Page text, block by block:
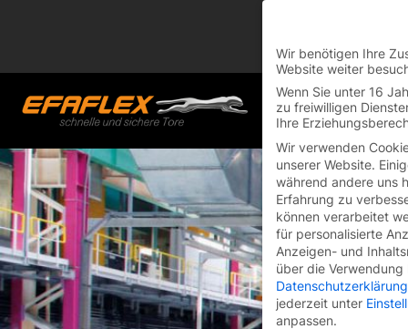
You are currently
content
Wir benötigen Ihre
Website weiter
Wenn Sie unter 16
zu freiwilligen
Ihre
Wir verwenden
unserer Website.
während andere uns
Erfahrung zu
können verarbeitet
für personalisierte
Anzeigen- und
über die
Datenschutzerklärung
jederzeit unter
anpassen.